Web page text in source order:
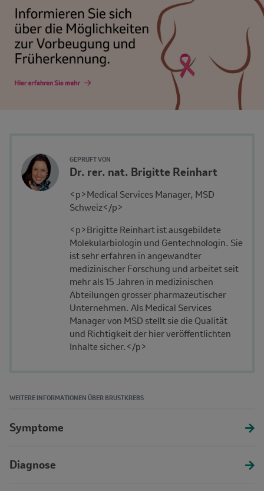
GEPRÜFT VON
Author's
Avatar
Name
Affiliation
Dr. rer. nat. Brigitte Reinhart
Description
<p>Medical Services Manager, MSD
Schweiz</p>
<p>Brigitte Reinhart ist ausgebildete
Molekularbiologin und Gentechnologin. Sie
ist sehr erfahren in angewandter
medizinischer Forschung und arbeitet seit
mehr als 15 Jahren in medizinischen
Abteilungen grosser pharmazeutischer
Unternehmen. Als Medical Services
Manager von MSD stellt sie die Qualität
und Richtigkeit der hier veröffentlichten
Inhalte sicher.</p>
WEITERE INFORMATIONEN ÜBER BRUSTKREBS
Symptome
Diagnose